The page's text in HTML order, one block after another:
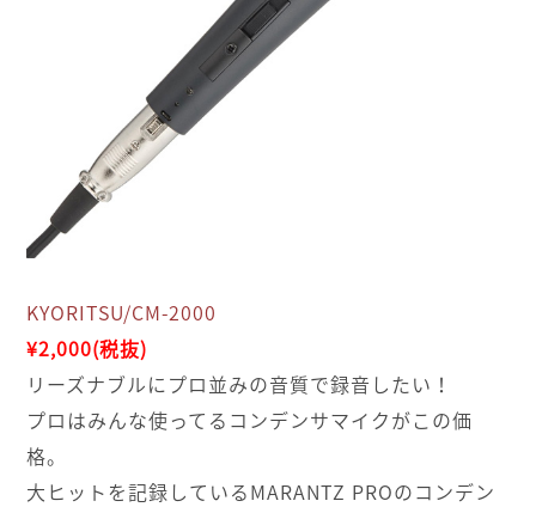
KYORITSU/CM-2000
¥2,000(税抜)
リーズナブルにプロ並みの音質で録音したい！
プロはみんな使ってるコンデンサマイクがこの価
格。
大ヒットを記録しているMARANTZ PROのコンデン